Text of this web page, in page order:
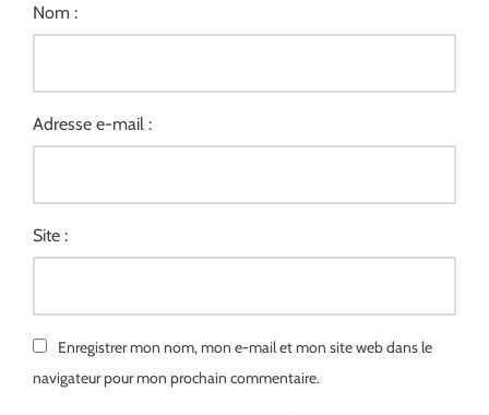
Nom :
Adresse e-mail :
Site :
Enregistrer mon nom, mon e-mail et mon site web dans le
navigateur pour mon prochain commentaire.